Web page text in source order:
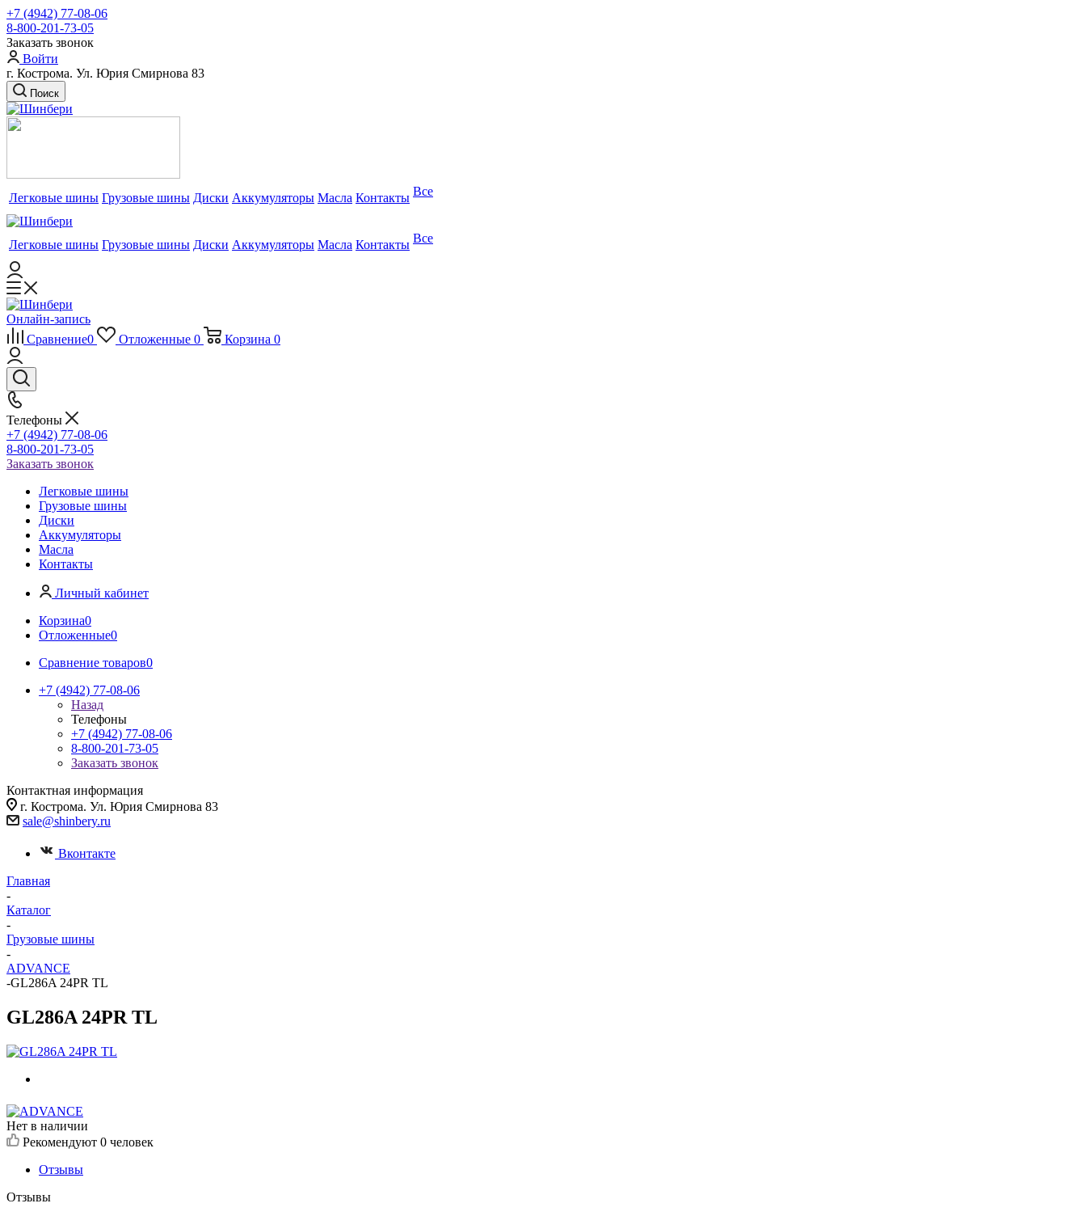
+7 (4942) 77-08-06
8-800-201-73-05
Заказать звонок
Войти
г. Кострома. Ул. Юрия Смирнова 83
Поиск
Легковые шины Грузовые шины Диски Аккумуляторы Масла Контакты Все
Легковые шины Грузовые шины Диски Аккумуляторы Масла Контакты Все
Онлайн-запись
Сравнение0 Отложенные 0 Корзина 0
Телефоны
+7 (4942) 77-08-06
8-800-201-73-05
Заказать звонок
Легковые шины
Грузовые шины
Диски
Аккумуляторы
Масла
Контакты
Личный кабинет
Корзина0
Отложенные0
Сравнение товаров0
+7 (4942) 77-08-06
Назад
Телефоны
+7 (4942) 77-08-06
8-800-201-73-05
Заказать звонок
Контактная информация
г. Кострома. Ул. Юрия Смирнова 83
sale@shinbery.ru
Вконтакте
Главная
-
Каталог
-
Грузовые шины
-
ADVANCE
-GL286A 24PR TL
GL286A 24PR TL
Нет в наличии
Рекомендуют 0 человек
Отзывы
Отзывы